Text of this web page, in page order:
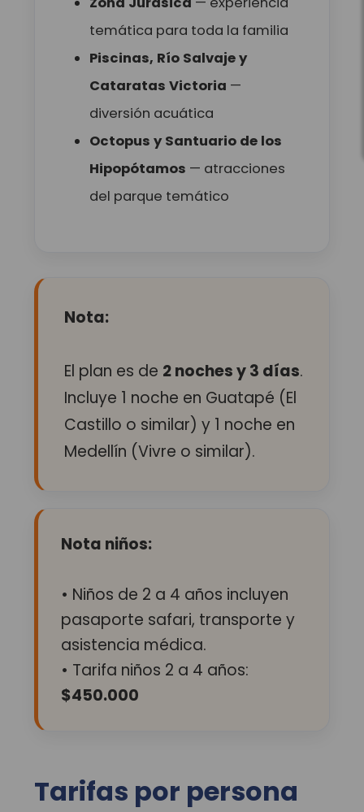
temática para toda la familia
Piscinas, Río Salvaje y
Cataratas Victoria —
diversión acuática
Octopus y Santuario de los
Hipopótamos — atracciones
del parque temático
Nota:
El plan es de 2 noches y 3 días.
Incluye 1 noche en Guatapé (El
Castillo o similar) y 1 noche en
Medellín (Vivre o similar).
Nota niños:
• Niños de 2 a 4 años incluyen
pasaporte safari, transporte y
asistencia médica.
• Tarifa niños 2 a 4 años:
$450.000
Tarifas por persona